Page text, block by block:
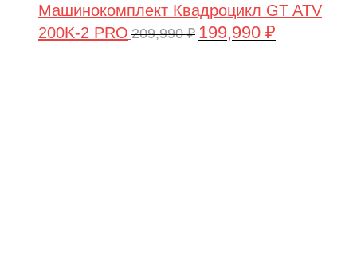
Машинокомплект Квадроцикл GT ATV
200K-2 PRO 209,990₽ Первоначальная
199,990 ₽